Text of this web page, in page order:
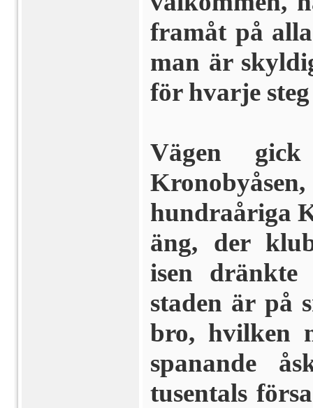
framåt på
man är
för hvarje
Vägen
hundraåriga
äng, der
isen
staden är på
bro, hvilken
spanande
tusentals